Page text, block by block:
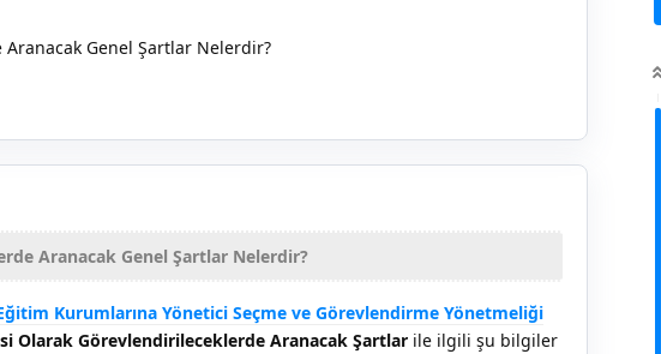
Genel Şartlar Nelerdir?
Aranacak Genel Şartlar Nelerdir?
Kurumlarına Yönetici Seçme ve Görevlendirme Yönetmeliği
Olarak Görevlendirileceklerde Aranacak Şartlar ile ilgili şu bilgiler